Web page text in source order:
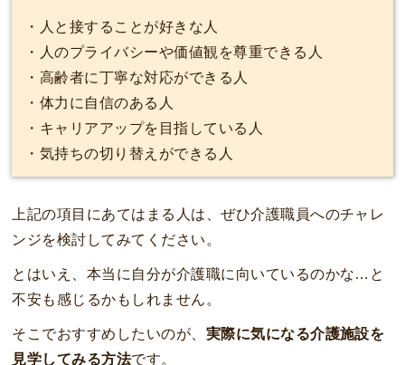
・人と接することが好きな人
・人のプライバシーや価値観を尊重できる人
・高齢者に丁寧な対応ができる人
・体力に自信のある人
・キャリアアップを目指している人
・気持ちの切り替えができる人
上記の項目にあてはまる人は、ぜひ介護職員へのチャレ
ンジを検討してみてください。
とはいえ、本当に自分が介護職に向いているのかな…と
不安も感じるかもしれません。
そこでおすすめしたいのが、 実際に気になる介護施設を
見学してみる方法です。